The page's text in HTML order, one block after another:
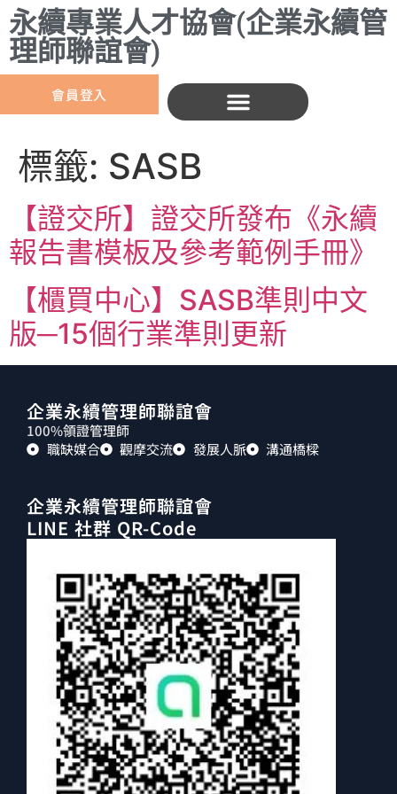
永續專業人才協會(企業永續管
理師聯誼會)
會員登入
標籤: SASB
【證交所】證交所發布《永續
報告書模板及參考範例手冊》
【櫃買中心】SASB準則中文
版─15個行業準則更新
企業永續管理師聯誼會
100%領證管理師
職缺媒合
觀摩交流 發展人脈 溝通橋樑
企業永續管理師聯誼會
LINE 社群 QR-Code